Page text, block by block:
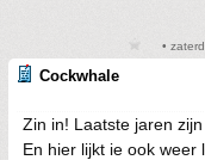
•
Cockwhale
Zin in! Laatste jaren
En hier lijkt ie ook weer